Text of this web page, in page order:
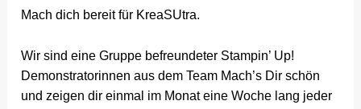
Mach dich bereit für KreaSUtra.
Wir sind eine Gruppe befreundeter Stampin’ Up!
Demonstratorinnen aus dem Team Mach’s Dir schön
und zeigen dir einmal im Monat eine Woche lang jeder